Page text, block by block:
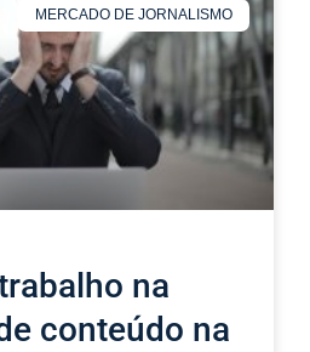
MERCADO DE JORNALISMO
na
conteúdo na